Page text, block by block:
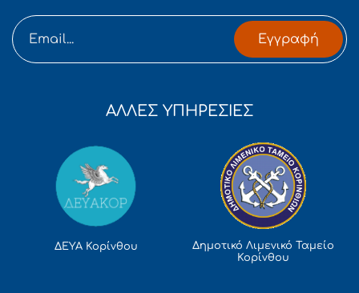
Εγγραφή
ΑΛΛΕΣ ΥΠΗΡΕΣΙΕΣ
ΔΕΥΑ Κορίνθου
Δημοτικό Λιμενικό Ταμείο
Κορίνθου